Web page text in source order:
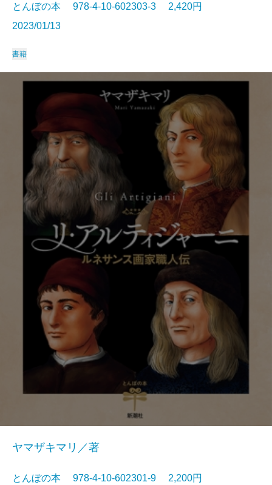
とんぼの本 978-4-10-602303-3 2,420円
2023/01/13
書籍
ヤマザキマリ／著
とんぼの本 978-4-10-602301-9 2,200円